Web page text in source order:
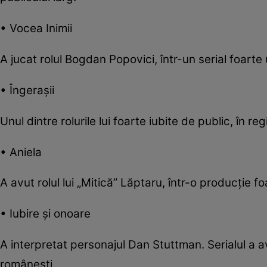
• Vocea Inimii
A jucat rolul Bogdan Popovici, într-un serial
• Îngerașii
Unul dintre rolurile lui foarte iubite de public, în
• Aniela
A avut rolul lui „Mitică” Lăptaru, într-o producție
• Iubire și onoare
A interpretat personajul Dan Stuttman. Serialul a